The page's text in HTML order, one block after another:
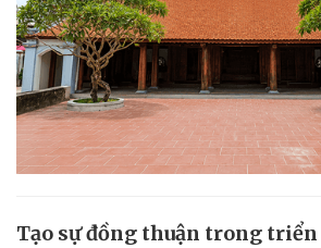
Tạo sự đồng thuận trong